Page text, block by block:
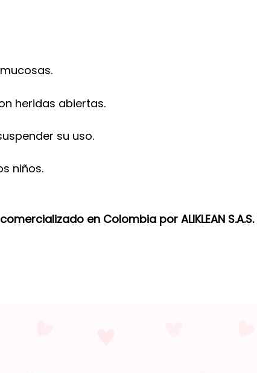
heridas abiertas.
su uso.
niños.
en Colombia por ALIKLEAN